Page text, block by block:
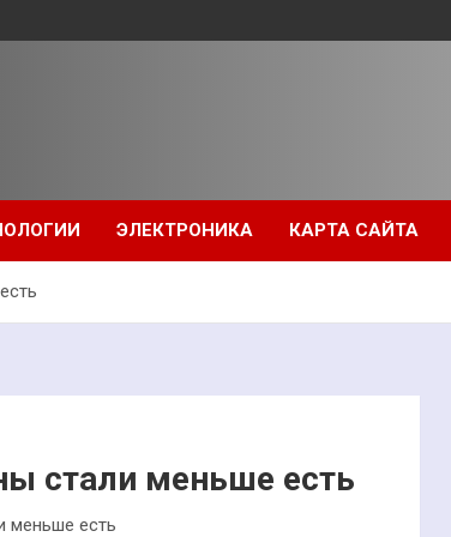
ЭЛЕКТРОНИКА КАРТА САЙТА
стали меньше есть
меньше есть